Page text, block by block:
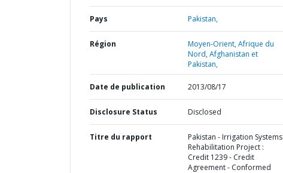
Pays Pakistan,
Région
Moyen-Orient, Afrique du
Nord, Afghanistan et
Pakistan,
Date de publication 2013/08/17
Disclosure Status Disclosed
Titre du rapport
Pakistan - Irrigation Systems
Rehabilitation Project :
Credit 1239 - Credit
Agreement - Conformed